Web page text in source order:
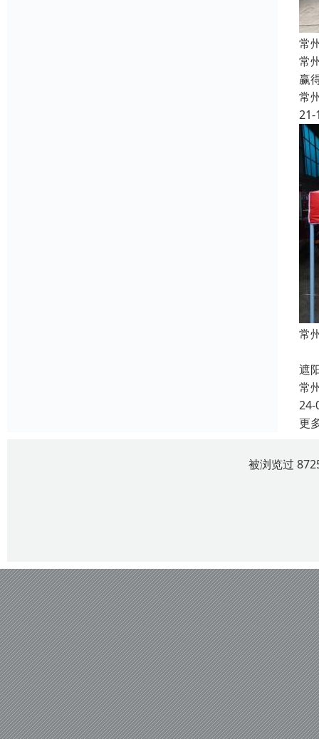
常
常
赢
常
21-
常
遮
常
24-
更
被浏览过